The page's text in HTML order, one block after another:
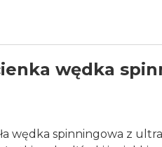
wędka
wędka spinningowa z